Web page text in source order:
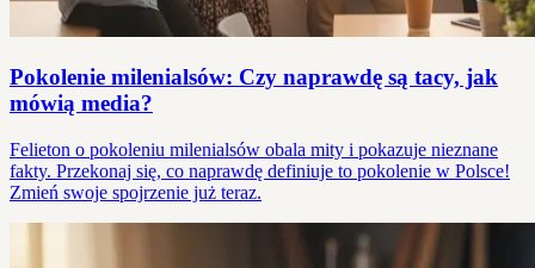
Pokolenie milenialsów: Czy naprawdę są tacy, jak
mówią media?
Felieton o pokoleniu milenialsów obala mity i pokazuje nieznane
fakty. Przekonaj się, co naprawdę definiuje to pokolenie w Polsce!
Zmień swoje spojrzenie już teraz.